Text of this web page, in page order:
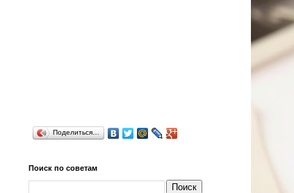
Поделиться…
Поиск по советам